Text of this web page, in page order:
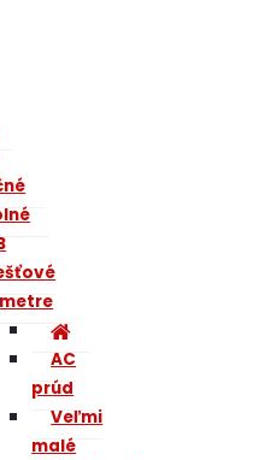
AC
prúd
Veľmi
malé